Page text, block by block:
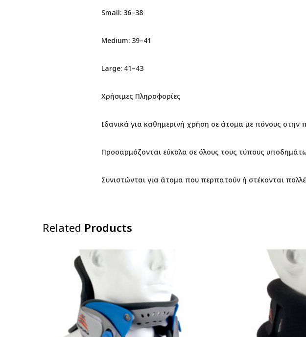
Small: 36–38
Medium: 39–41
Large: 41–43
Χρήσιμες Πληροφορίες
Ιδανικά για καθημερινή χρήση σε άτομα με πόνους στην
Προσαρμόζονται εύκολα σε όλους τους τύπους
Συνιστώνται για άτομα που περπατούν ή στέκονται
Related Products